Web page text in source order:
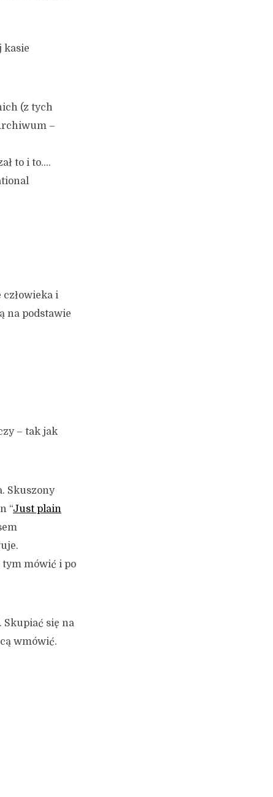
kasie
(z tych
–
to i to….
człowieka i
na podstawie
– tak jak
Skuszony
“Just plain
tym mówić i po
się na
wmówić.